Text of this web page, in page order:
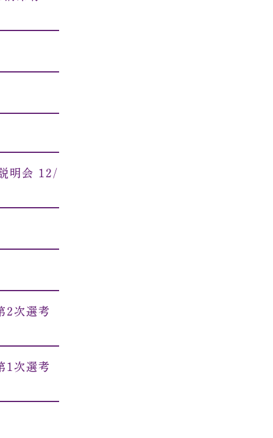
明会 12/
２次選考
1次選考